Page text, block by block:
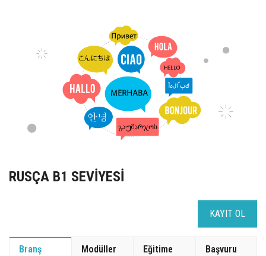
RUSÇA B1 SEVİYESİ
KAYIT OL
Branş
Modüller
Eğitime
Başvuru